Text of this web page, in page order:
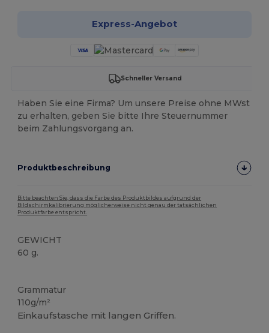
Express-Angebot
Schneller Versand
Haben Sie eine Firma? Um unsere Preise ohne MWst
zu erhalten, geben Sie bitte Ihre Steuernummer
beim Zahlungsvorgang an.
Produktbeschreibung
Bitte beachten Sie, dass die Farbe des Produktbildes aufgrund der
Bildschirmkalibrierung möglicherweise nicht genau der tatsächlichen
Produktfarbe entspricht.
GEWICHT
60 g.
Grammatur
110g/m²
Einkaufstasche mit langen Griffen.